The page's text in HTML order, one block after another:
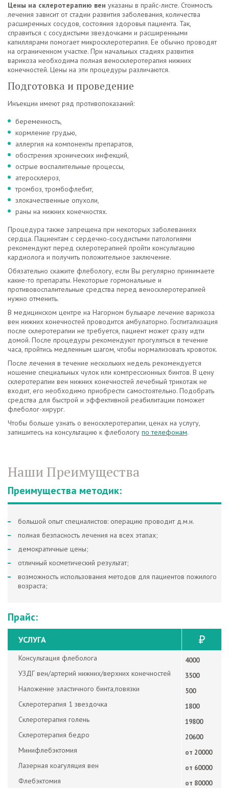
Цены на склеротерапию вен указаны в прайс-листе. Стоимость
лечения зависит от стадии развития заболевания, количества
расширенных сосудов, состояния здоровья пациента. Так,
справиться с сосудистыми звездочками и расширенными
капиллярами помогает микросклеротерапия. Ее обычно проводят
на ограниченном участке. При начальных стадиях развития
варикоза необходима полная веносклеротерапия нижних
конечностей. Цены на эти процедуры различаются.
Подготовка и проведение
Инъекции имеют ряд противопоказаний:
беременность,
кормление грудью,
аллергия на компоненты препаратов,
обострения хронических инфекций,
острые воспалительные процессы,
атеросклероз,
тромбоз, тромбофлебит,
злокачественные опухоли,
раны на нижних конечностях.
Процедура также запрещена при некоторых заболеваниях
сердца. Пациентам с сердечно-сосудистыми патологиями
рекомендуют перед склеротерапией пройти консультацию
кардиолога и получить положительное заключение.
Обязательно скажите флебологу, если Вы регулярно принимаете
какие-то препараты. Некоторые гормональные и
противовоспалительные средства перед веносклеротерапией
нужно отменить.
В медицинском центре на Нагорном бульваре лечение варикоза
вен нижних конечностей проводится амбулаторно. Госпитализация
после склеротерапии не требуется, пациент может сразу идти
домой. После процедуры рекомендуют прогуляться в течение
часа, пройтись медленным шагом, чтобы нормализовать кровоток.
После лечения в течение нескольких недель рекомендуется
ношение специальных чулок или компрессионных бинтов. В цену
склеротерапии вен нижних конечностей лечебный трикотаж не
входит, его необходимо приобрести самостоятельно. Подобрать
средства для быстрой и эффективной реабилитации поможет
флеболог-хирург.
Чтобы больше узнать о веносклеротерапии, ценах на услугу,
запишитесь на консультацию к флебологу по телефонам.
Наши Преимущества
Преимущества методик:
большой опыт специалистов: операцию проводит д.м.н.
полная безпасность лечения на всех этапах;
демократичные цены;
отличный косметический результат;
возможность использования методов для пациентов пожилого
возраста;
Прайс:
УСЛУГA
Консультация флеболога 4000
УЗДГ вен/артерий нижних/верхних конечностей 3500
Наложение эластичного бинта,повязки 500
Склеротерапия 1 звездочка 1800
Склеротерапия голень 19800
Склеротерапия бедро 20600
Минифлебэктомия от 20000
Лазерная коагуляция вен от 60000
Флебэктомия от 80000